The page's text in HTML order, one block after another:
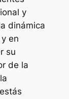
y
dinámica
en
su
de la